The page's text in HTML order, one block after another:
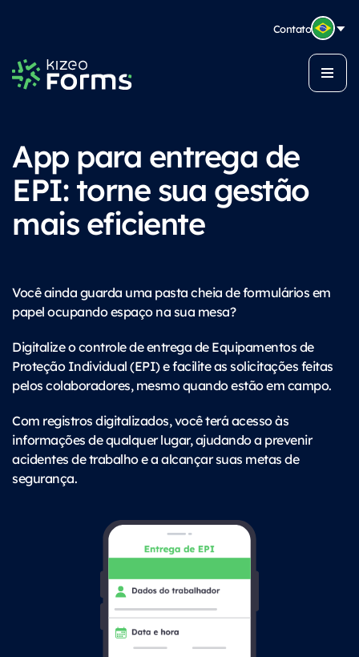
Contato
App para entrega de
EPI: torne sua gestão
mais eficiente
Você ainda guarda uma pasta cheia de formulários em
papel ocupando espaço na sua mesa?
Digitalize o controle de entrega de Equipamentos de
Proteção Individual (EPI) e facilite as solicitações feitas
pelos colaboradores, mesmo quando estão em campo.
Com registros digitalizados, você terá acesso às
informações de qualquer lugar, ajudando a prevenir
acidentes de trabalho e a alcançar suas metas de
segurança.